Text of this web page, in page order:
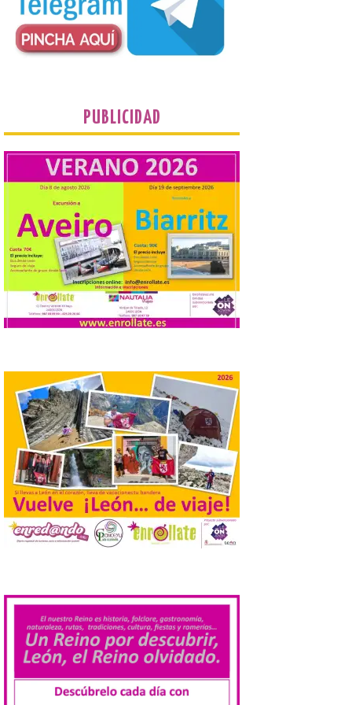
puntos como el faro de
Cabo Mayor, Cueto,
Corbanera o Ciriego y
reforzará la movilidad con un servicio
especial de lanzaderas desde el PCTCAN
Turismo de Extremadura
impulsa nuevas
iniciativas relacionadas
con el trío de eclipses para
afianzar a Extremadura
como referente en
astroturismo
8 Ago 2026
Extremadura cuenta con
uno de los cielos
estrellados con menor
contaminación lumínica
de Europa, un recurso
natural que permite disfrutar de
ha puesto en marcha diversas iniciativas
relacionadas […]
Cabárceno prepara tres
enclaves privilegiados
desde los que divisar el
eclipse solar del 12 de
agosto
8 Ago 2026
El parque amplía su
Campoo continuará la
programación musical de Estación
Sonora. Peña Cabarga, elegido lugar
preferente en la comunidad autónoma,
contará con un dispositivo especial de
seguridad y acceso […]
PUBLICIDAD